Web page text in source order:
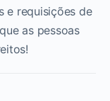
e requisições de
as pessoas